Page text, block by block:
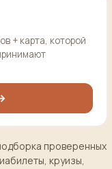
+ карта, которой
проверенных
круизы,